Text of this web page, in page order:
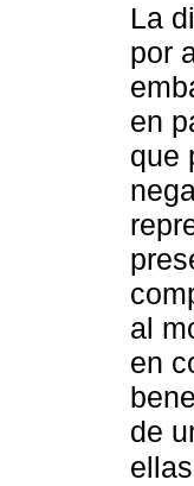
La
por
en
que
al
en
de